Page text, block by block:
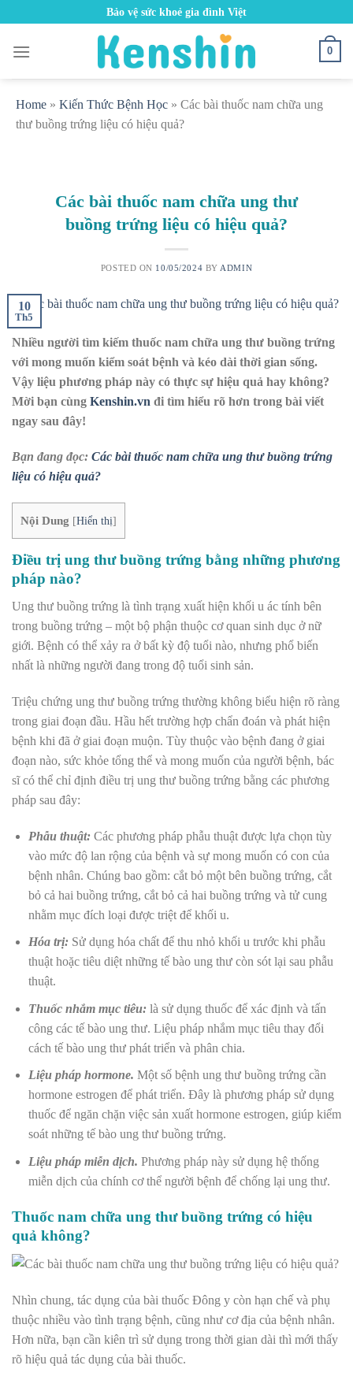
content
Bảo vệ sức khoẻ gia đình Việt
0
Home » Kiến Thức Bệnh Học » Các bài thuốc nam chữa ung
thư buồng trứng liệu có hiệu quả?
Các bài thuốc nam chữa ung thư
buồng trứng liệu có hiệu quả?
POSTED ON 10/05/2024 BY ADMIN
10
Th5
Nhiều người tìm kiếm thuốc nam chữa ung thư buồng trứng
với mong muốn kiểm soát bệnh và kéo dài thời gian sống.
Vậy liệu phương pháp này có thực sự hiệu quả hay không?
Mời bạn cùng Kenshin.vn đi tìm hiểu rõ hơn trong bài viết
ngay sau đây!
Bạn đang đọc: Các bài thuốc nam chữa ung thư buồng trứng
liệu có hiệu quả?
Nội Dung [Hiển thị]
Điều trị ung thư buồng trứng bằng những phương
pháp nào?
Ung thư buồng trứng là tình trạng xuất hiện khối u ác tính bên
trong buồng trứng – một bộ phận thuộc cơ quan sinh dục ở nữ
giới. Bệnh có thể xảy ra ở bất kỳ độ tuổi nào, nhưng phổ biến
nhất là những người đang trong độ tuổi sinh sản.
Triệu chứng ung thư buồng trứng thường không biểu hiện rõ ràng
trong giai đoạn đầu. Hầu hết trường hợp chẩn đoán và phát hiện
bệnh khi đã ở giai đoạn muộn. Tùy thuộc vào bệnh đang ở giai
đoạn nào, sức khỏe tổng thể và mong muốn của người bệnh, bác
sĩ có thể chỉ định điều trị ung thư buồng trứng bằng các phương
pháp sau đây:
Phẫu thuật:Các phương pháp phẫu thuật được lựa chọn tùy
vào mức độ lan rộng của bệnh và sự mong muốn có con của
bệnh nhân. Chúng bao gồm: cắt bỏ một bên buồng trứng, cắt
bỏ cả hai buồng trứng, cắt bỏ cả hai buồng trứng và tử cung
nhằm mục đích loại được triệt để khối u.
Hóa trị:Sử dụng hóa chất để thu nhỏ khối u trước khi phẫu
thuật hoặc tiêu diệt những tế bào ung thư còn sót lại sau phẫu
thuật.
Thuốc nhắm mục tiêu:là sử dụng thuốc để xác định và tấn
công các tế bào ung thư. Liệu pháp nhắm mục tiêu thay đổi
cách tế bào ung thư phát triển và phân chia.
Liệu pháp hormone. Một số bệnh ung thư buồng trứng cần
hormone estrogen để phát triển. Đây là phương pháp sử dụng
thuốc để ngăn chặn việc sản xuất hormone estrogen, giúp kiểm
soát những tế bào ung thư buồng trứng.
Liệu pháp miễn dịch. Phương pháp này sử dụng hệ thống
miễn dịch của chính cơ thể người bệnh để chống lại ung thư.
Thuốc nam chữa ung thư buồng trứng có hiệu
quả không?
Nhìn chung, tác dụng của bài thuốc Đông y còn hạn chế và phụ
thuộc nhiều vào tình trạng bệnh, cũng như cơ địa của bệnh nhân.
Hơn nữa, bạn cần kiên trì sử dụng trong thời gian dài thì mới thấy
rõ hiệu quả tác dụng của bài thuốc.